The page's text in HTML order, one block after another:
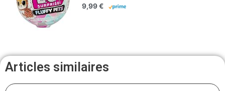
Amovibles, Accessoires, Modèles Aléatoires
9,99 €
Articles similaires